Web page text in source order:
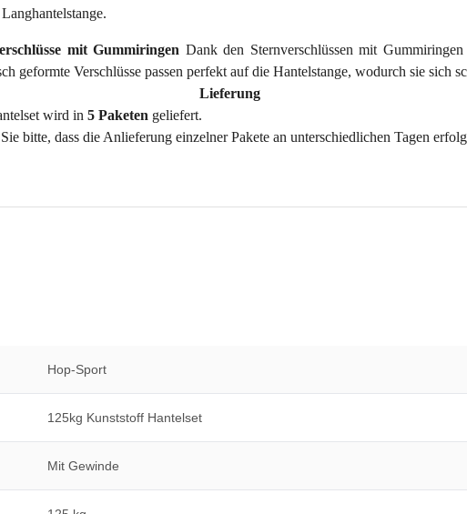
mit Gummiringen Dank den Sternverschlüssen mit
geformte Verschlüsse passen perfekt auf die Hantelstange, wodurch sie sich
Lieferung
wird in 5 Paketen geliefert.
bitte, dass die Anlieferung einzelner Pakete an unterschiedlichen Tagen
Hop-Sport
125kg Kunststoff Hantelset
Mit Gewinde